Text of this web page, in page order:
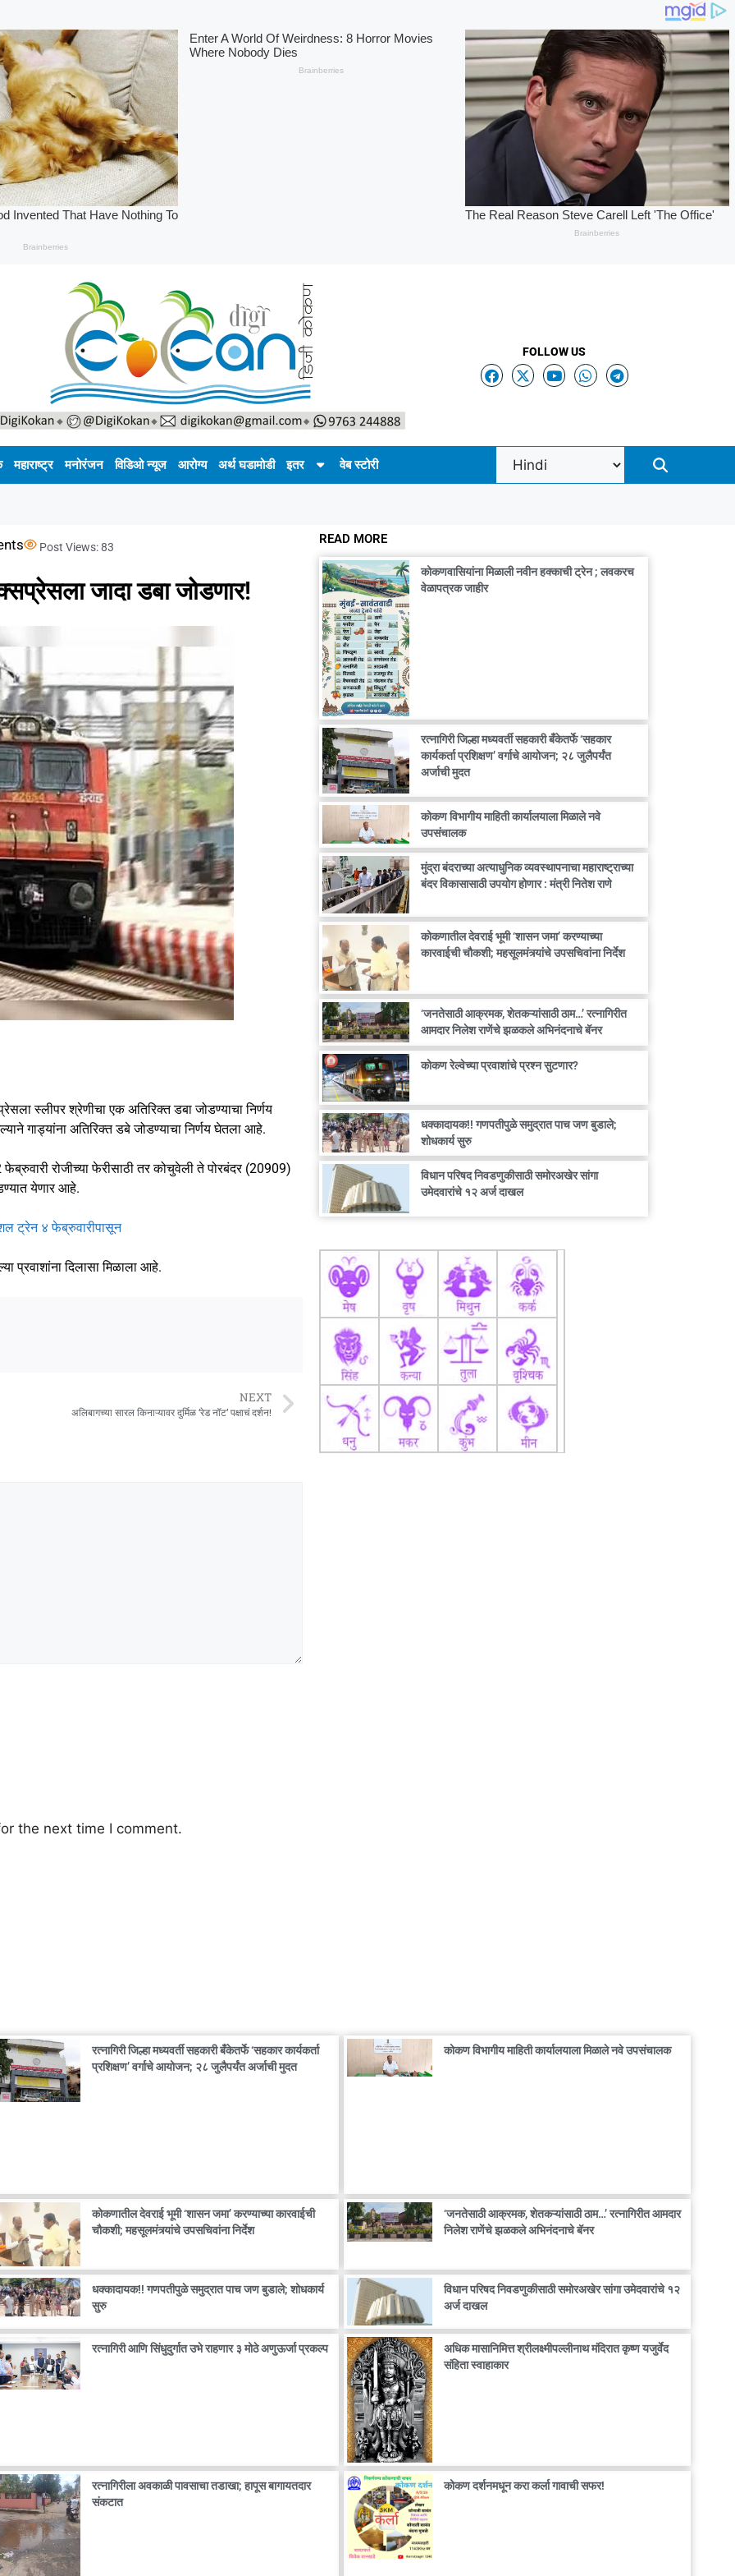
FOLLOW US
महाराष्ट्र मनोरंजन विडिओ न्यूज आरोग्य अर्थ घडामोडी इतर वेब स्टोरी
Post Views:83
जादा डबा जोडणार!
स्लीपर श्रेणीचा एक अतिरिक्त डबा जोडण्याचा निर्णय
गाड्यांना अतिरिक्त डबे जोडण्याचा निर्णय घेतला आहे.
फेब्रुवारी रोजीच्या फेरीसाठी तर कोचुवेली ते पोरबंदर (20909)
येणार आहे.
ट्रेन ४ फेब्रुवारीपासून
प्रवाशांना दिलासा मिळाला आहे.
NEXT
अलिबागच्या सारल किनाऱ्यावर दुर्मिळ ‘रेड नॉट’ पक्षाचं दर्शन!
the next time I comment.
READ MORE
कोकणवासियांना मिळाली नवीन हक्काची ट्रेन ; लवकरच
वेळापत्रक जाहीर
रत्नागिरी जिल्हा मध्यवर्ती सहकारी बँकेतर्फे ‘सहकार
कार्यकर्ता प्रशिक्षण’ वर्गाचे आयोजन; २८ जुलैपर्यंत
अर्जाची मुदत
कोकण विभागीय माहिती कार्यालयाला मिळाले नवे
उपसंचालक
मुंद्रा बंदराच्या अत्याधुनिक व्यवस्थापनाचा महाराष्ट्राच्या
बंदर विकासासाठी उपयोग होणार : मंत्री नितेश राणे
कोकणातील देवराई भूमी ‘शासन जमा’ करण्याच्या
कारवाईची चौकशी; महसूलमंत्र्यांचे उपसचिवांना निर्देश
‘जनतेसाठी आक्रमक, शेतकऱ्यांसाठी ठाम…’ रत्नागिरीत
आमदार निलेश राणेंचे झळकले अभिनंदनाचे बॅनर
कोकण रेल्वेच्या प्रवाशांचे प्रश्न सुटणार?
धक्कादायक!! गणपतीपुळे समुद्रात पाच जण बुडाले;
शोधकार्य सुरु
विधान परिषद निवडणुकीसाठी समोरअखेर सांगा
उमेदवारांचे १२ अर्ज दाखल
रत्नागिरी जिल्हा मध्यवर्ती सहकारी बँकेतर्फे ‘सहकार कार्यकर्ता
प्रशिक्षण’ वर्गाचे आयोजन; २८ जुलैपर्यंत अर्जाची मुदत
कोकण विभागीय माहिती कार्यालयाला मिळाले नवे उपसंचालक
कोकणातील देवराई भूमी ‘शासन जमा’ करण्याच्या कारवाईची
चौकशी; महसूलमंत्र्यांचे उपसचिवांना निर्देश
‘जनतेसाठी आक्रमक, शेतकऱ्यांसाठी ठाम…’ रत्नागिरीत आमदार
निलेश राणेंचे झळकले अभिनंदनाचे बॅनर
धक्कादायक!! गणपतीपुळे समुद्रात पाच जण बुडाले; शोधकार्य
सुरु
विधान परिषद निवडणुकीसाठी समोरअखेर सांगा उमेदवारांचे १२
अर्ज दाखल
रत्नागिरी आणि सिंधुदुर्गात उभे राहणार ३ मोठे अणुऊर्जा प्रकल्प
अधिक मासानिमित्त श्रीलक्ष्मीपल्लीनाथ मंदिरात कृष्ण यजुर्वेद
संहिता स्वाहाकार
रत्नागिरीला अवकाळी पावसाचा तडाखा; हापूस बागायतदार
संकटात
कोकण दर्शनमधून करा कर्ला गावाची सफर!